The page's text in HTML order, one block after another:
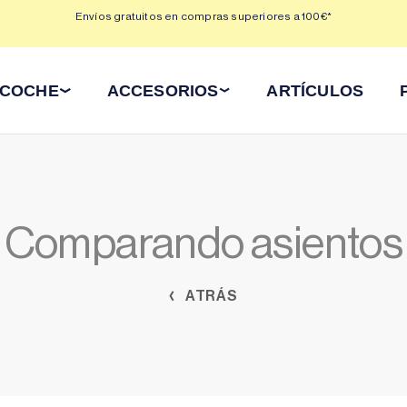
Envíos gratuitos en compras superiores a 100€*
ACCESORIOS ARTÍCULOS
Comparando asientos
ATRÁS